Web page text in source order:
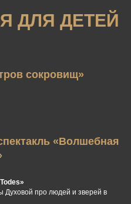
ДЛЯ ДЕТЕЙ
сокровищ»
«Волшебная
Духовой про людей и зверей в